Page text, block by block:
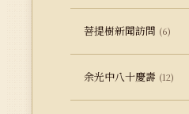
菩提樹新聞訪問 (6)
余光中八十慶壽 (12)